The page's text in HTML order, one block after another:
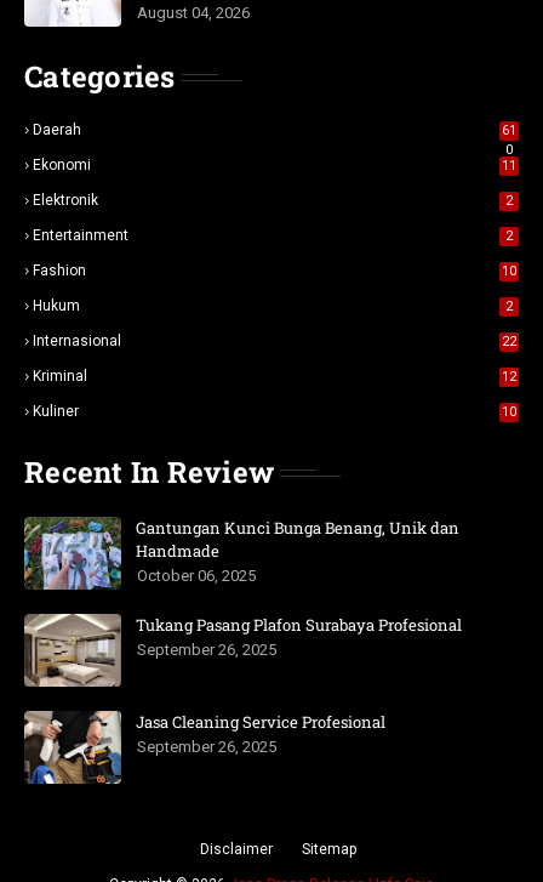
August 04, 2026
Categories
Daerah
61
0
Ekonomi 11
Elektronik 2
Entertainment 2
Fashion 10
Hukum 2
Internasional 22
Kriminal 12
Kuliner 10
Recent In Review
Gantungan Kunci Bunga Benang, Unik dan
Handmade
October 06, 2025
Tukang Pasang Plafon Surabaya Profesional
September 26, 2025
Jasa Cleaning Service Profesional
September 26, 2025
Disclaimer Sitemap